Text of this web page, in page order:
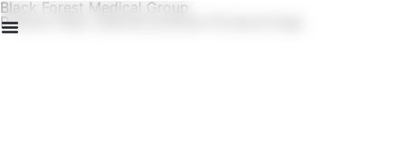
Black Forest Medical Group
Präzise Ziele, beeindruckende Fördererfolge